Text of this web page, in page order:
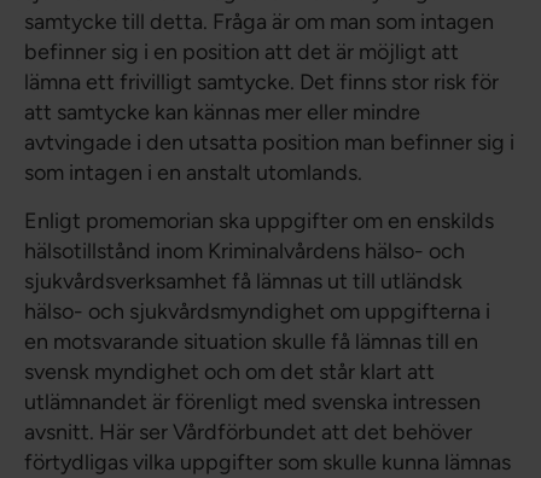
samtycke till detta. Fråga är om man som intagen
befinner sig i en position att det är möjligt att
lämna ett frivilligt samtycke. Det finns stor risk för
att samtycke kan kännas mer eller mindre
avtvingade i den utsatta position man befinner sig i
som intagen i en anstalt utomlands.
Enligt promemorian ska uppgifter om en enskilds
hälsotillstånd inom Kriminalvårdens hälso- och
sjukvårdsverksamhet få lämnas ut till utländsk
hälso- och sjukvårdsmyndighet om uppgifterna i
en motsvarande situation skulle få lämnas till en
svensk myndighet och om det står klart att
utlämnandet är förenligt med svenska intressen
avsnitt. Här ser Vårdförbundet att det behöver
förtydligas vilka uppgifter som skulle kunna lämnas